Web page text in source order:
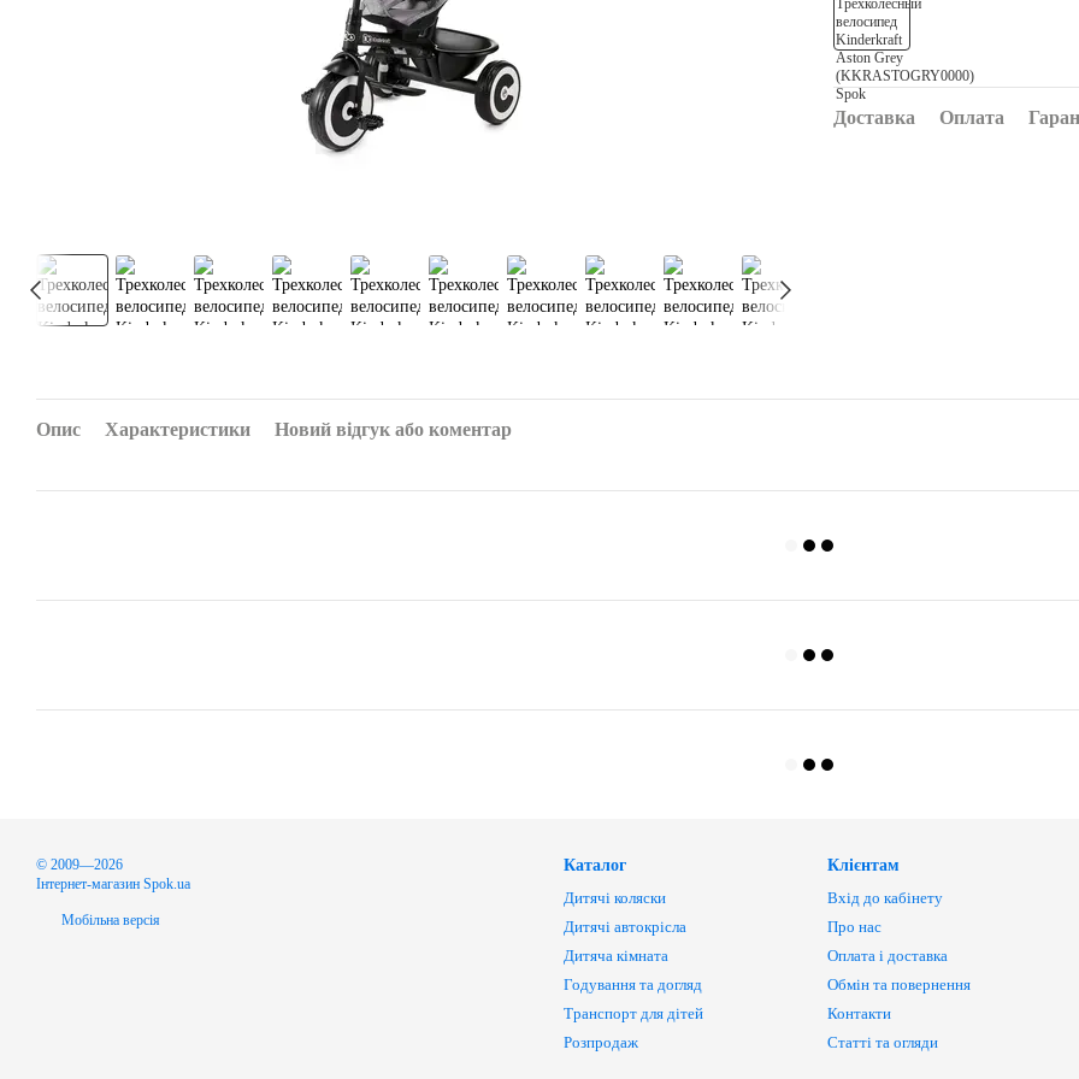
Доставка Оплата
Опис Характеристики Новий відгук або коментар
© 2009—2026
Інтернет-магазин Spok.ua
Мобільна версія
Каталог
Дитячі коляски
Дитячі автокрісла
Дитяча кімната
Годування та догляд
Транспорт для дітей
Розпродаж
Клієнтам
Вхід до кабінету
Про нас
Оплата і доставка
Обмін та повернення
Контакти
Статті та огляди